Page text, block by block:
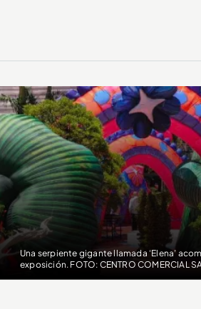
Una serpiente gigante llamada ‘Elena’
exposición. FOTO: CENTRO COMERCIAL